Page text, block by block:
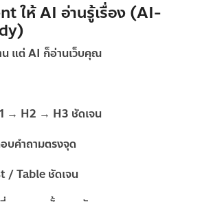
ให้ AI อ่านรู้เรื่อง (AI-
แต่AI ก็อ่านเว็บคุณ
→ H2 → H3 ชัดเจน
บคำถามตรงจุด
/ Table ชัดเจน